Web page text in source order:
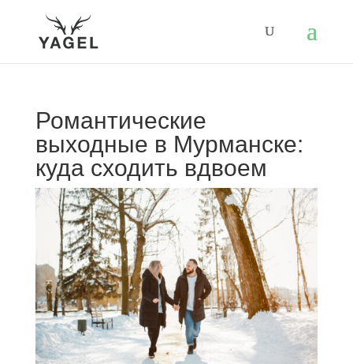
Романтические
выходные в Мурманске:
куда сходить вдвоем